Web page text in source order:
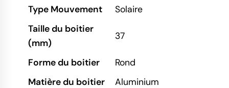
Type Mouvement
Solaire
Taille du boitier
(mm)
37
Forme du boitier
Rond
Matière du boitier
Aluminium